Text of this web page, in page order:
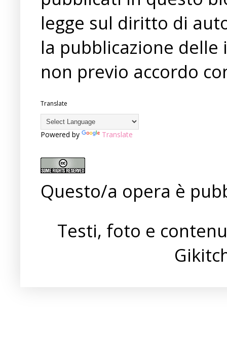
legge sul diritto di
la pubblicazione
non previo accordo
Translate
Powered by Translate
Questo/a opera è
Testi, foto e